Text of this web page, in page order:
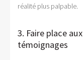
réalité plus palpable.
3. Faire place
témoignages